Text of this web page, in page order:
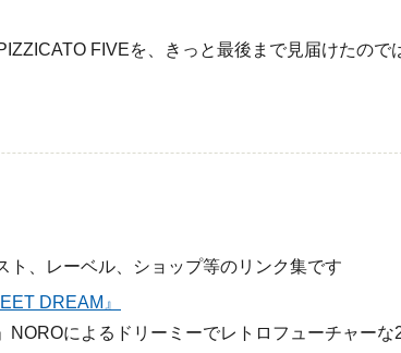
FIVEを、きっと最後まで見届けたので
ト、レーベル、ショップ等のリンク集です
DREAM』
NOROによるドリーミーでレトロフューチャーな